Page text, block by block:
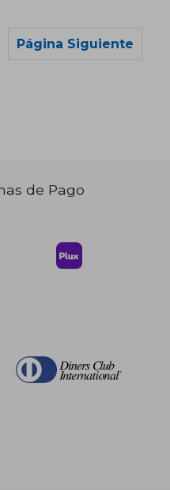
Página Siguiente
de Pago